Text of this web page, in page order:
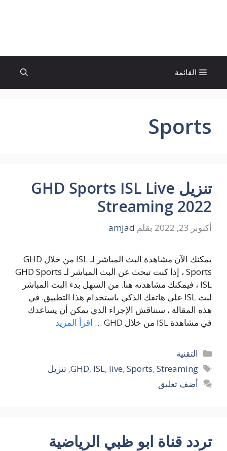
القائمة
Sports
تنزيل GHD Sports ISL Live
Streaming 2022
أكتوبر 23, 2022 بقلم amjad
يمكنك الآن مشاهدة البث المباشر لـ ISL من خلال GHD
Sports ، إذا كنت تبحث عن البث المباشر لـ GHD Sports
ISL ، فيمكنك مشاهدته هنا. من السهل بدء البث المباشر
لبث ISL على هاتفك الذكي باستخدام هذا التطبيق. في
هذه المقالة ، سنناقش الإجراء الذي يمكن أن يساعدك
في مشاهدة ISL من خلال GHD …
اقرأ المزيد
التصنيفات
التقنية
الوسوم
GHD, ISL, live, Sports, Streaming
,تنزيل
أضف تعليق
تردد قناة ابو ظبي الرياضية